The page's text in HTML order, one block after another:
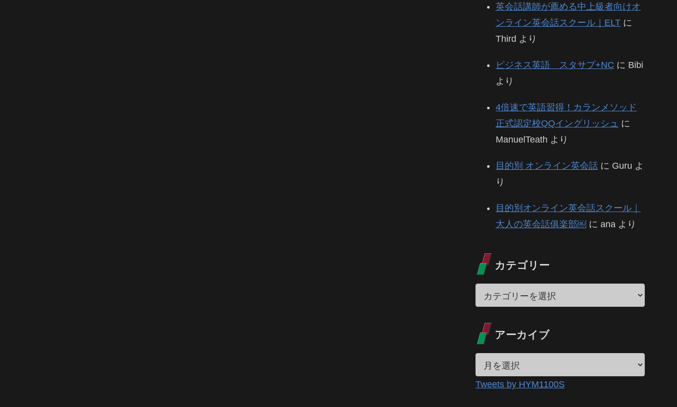
英会話講師が薦める中上級者向けオ
ンライン英会話スクール｜ELT に
Third より
ビジネス英語 スタサプ+NC に Bibi
より
4倍速で英語習得！カランメソッド
正式認定校QQイングリッシュ に
ManuelTeath より
目的別 オンライン英会話 に Guru よ
り
目的別オンライン英会話スクール｜
大人の英会話俱楽部￼ に ana より
カテゴリー
アーカイブ
Tweets by HYM1100S